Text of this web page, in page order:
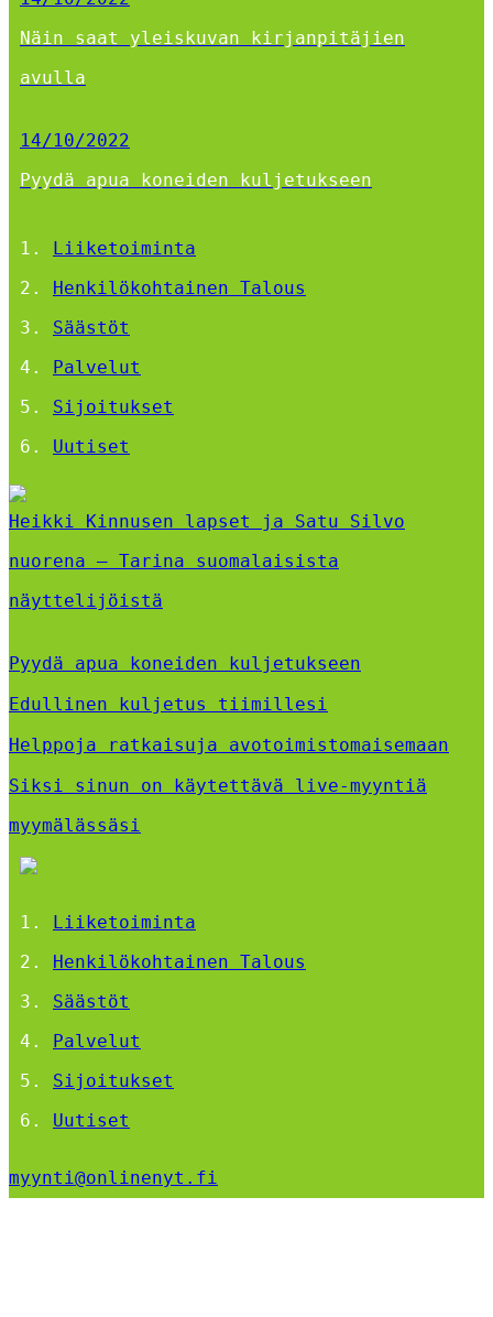
Näin saat yleiskuvan kirjanpitäjien
avulla
14/10/2022
Pyydä apua koneiden kuljetukseen
Liiketoiminta
Henkilökohtainen Talous
Säästöt
Palvelut
Sijoitukset
Uutiset
Heikki Kinnusen lapset ja Satu Silvo
nuorena – Tarina suomalaisista
näyttelijöistä
Pyydä apua koneiden kuljetukseen
Edullinen kuljetus tiimillesi
Helppoja ratkaisuja avotoimistomaisemaan
Siksi sinun on käytettävä live-myyntiä
myymälässäsi
Liiketoiminta
Henkilökohtainen Talous
Säästöt
Palvelut
Sijoitukset
Uutiset
myynti@onlinenyt.fi